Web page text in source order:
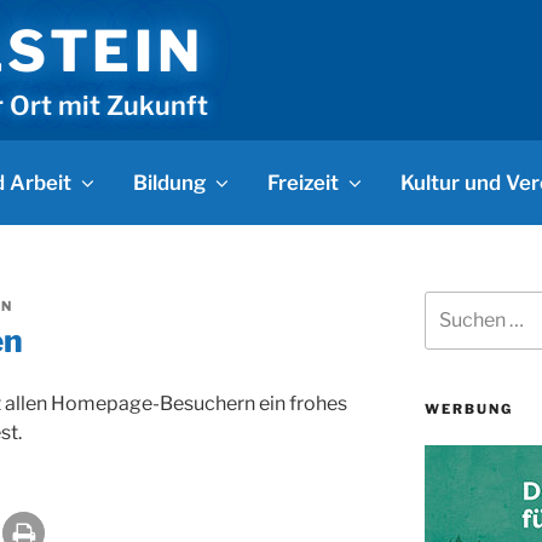
Ort mit Zukunft
Arbeit Bildung Freizeit Kultur und
Homepage-Besuchern ein frohes
nach:
WERBUNG